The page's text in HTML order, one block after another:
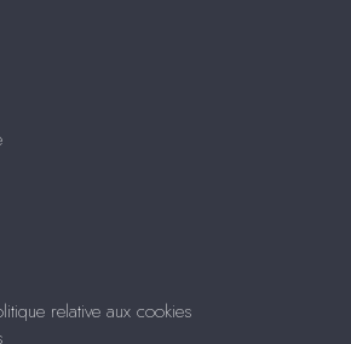
relative aux cookies